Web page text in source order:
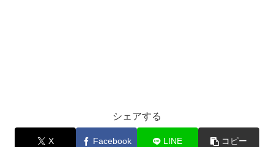
シェアする
X Facebook LINE コピー